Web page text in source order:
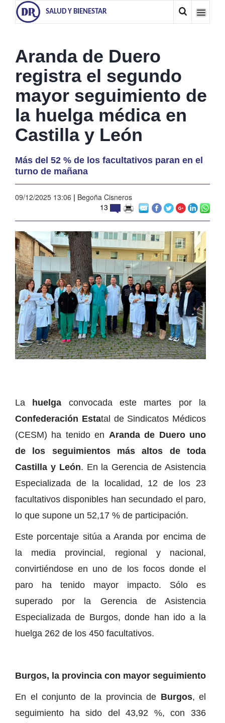
SALUD Y BIENESTAR
Aranda de Duero
registra el segundo
mayor seguimiento de
la huelga médica en
Castilla y León
Más del 52 % de los facultativos paran en el
turno de mañana
09/12/2025 13:06 | Begoña Cisneros
13
La huelga convocada este martes por la
Confederación Estatal de Sindicatos Médicos
(CESM) ha tenido en Aranda de Duero uno
de los seguimientos más altos de toda
Castilla y León. En la Gerencia de Asistencia
Especializada de la localidad, 12 de los 23
facultativos disponibles han secundado el paro,
lo que supone un 52,17 % de participación.
Este porcentaje sitúa a Aranda por encima de
la media provincial, regional y nacional,
convirtiéndose en uno de los focos donde el
paro ha tenido mayor impacto. Sólo es
superado por la Gerencia de Asistencia
Especializada de Burgos, donde han ido a la
huelga 262 de los 450 facultativos.
Burgos, la provincia con mayor seguimiento
En el conjunto de la provincia de Burgos, el
seguimiento ha sido del 43,92 %, con 336